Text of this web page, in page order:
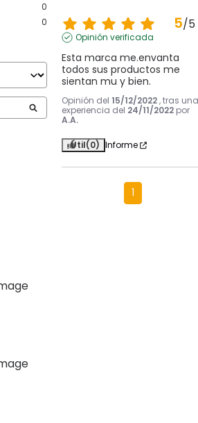
0
0 5/5
Opinión verificada
Esta marca me.envanta
todos sus productos me
sientan mu y bien.
Opinión del 15/12/2022 , tras una
experiencia del 24/11/2022 por
A.A.
Útil(0) Informe
1